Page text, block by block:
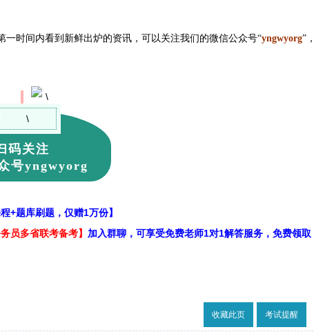
时间内看到新鲜出炉的资讯，可以关注我们的微信公众号“yngwyorg” ，
码关注
号yngwyorg
+题库刷题，仅赠1万份】
员多省联考备考】 加入群聊，可享受免费老师1对1解答服务，免费领取
收藏此页 考试提醒